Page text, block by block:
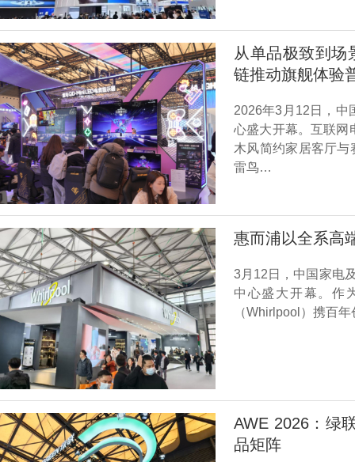
从单品极致到场
链推动旗舰体验
2026年3月12日，中
心盛大开幕。互联网
木风简约家居客厅
雷鸟…
惠而浦以全系高
3月12日，中国家电
中心盛大开幕。作
（Whirlpool）携百
AWE 2026：绿
品矩阵